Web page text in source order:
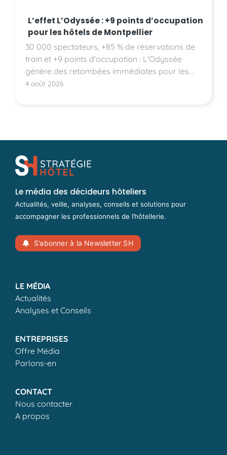
L’effet L’Odyssée : +9 points d’occupation
pour les hôtels de Montpellier
30 000 spectateurs, +85 % de réservations de
train et +9 points d'occupation : L'Odyssée
génère des retombées immédiates pour les
hôtels montpelliérains.
4 août 2026
Le média des décideurs hôteliers
Actualités, veille, analyses, conseils et solutions pour
accompagner les professionnels de l’hôtellerie.
S’abonner à la Newsletter SH
LE MÉDIA
Actualités
Analyses et Conseils
ENTREPRISES
Offre Média
Parlons-en
CONTACT
Nous contacter
A propos